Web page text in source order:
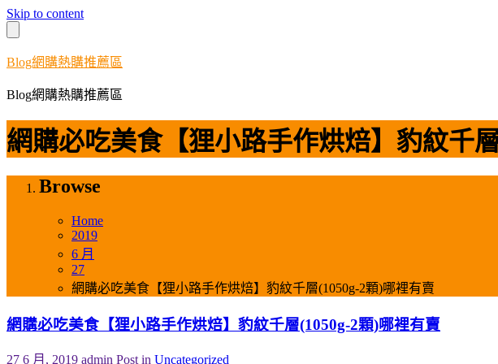
Skip to content
Blog網購熱購推薦區
Blog網購熱購推薦區
網購必吃美食【狸小路手作烘焙】豹紋千
Browse
Home
2019
6 月
27
網購必吃美食【狸小路手作烘焙】豹紋千層(1050g-2顆)哪裡有賣
網購必吃美食【狸小路手作烘焙】豹紋千層(1050g-2顆)哪裡有賣
27 6 月, 2019 admin Post in Uncategorized